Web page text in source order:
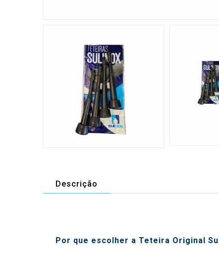
Descrição
Por que escolher a Teteira Original